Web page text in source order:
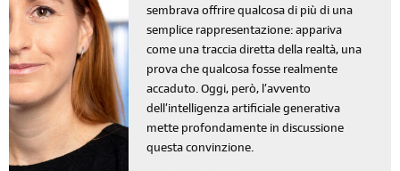
sembrava offrire qualcosa di più di una
semplice rappresentazione: appariva
come una traccia diretta della realtà, una
prova che qualcosa fosse realmente
accaduto. Oggi, però, l’avvento
dell’intelligenza artificiale generativa
mette profondamente in discussione
questa convinzione.